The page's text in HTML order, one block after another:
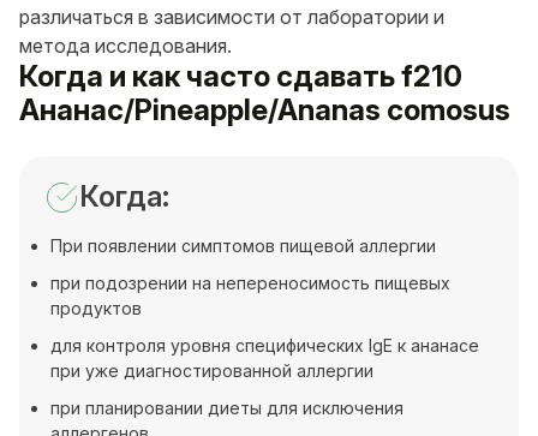
различаться в зависимости от лаборатории и
метода исследования.
Когда и как часто сдавать f210
Ананас/Pineapple/Ananas comosus
Когда:
При появлении симптомов пищевой аллергии
при подозрении на непереносимость пищевых
продуктов
для контроля уровня специфических IgE к ананасе
при уже диагностированной аллергии
при планировании диеты для исключения